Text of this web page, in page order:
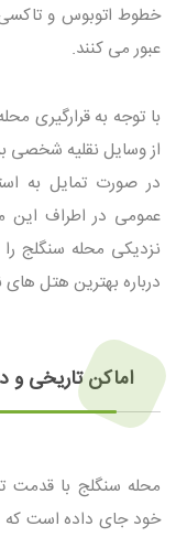
خطوط اتوبوس و
عبور می‌ کنند.
با توجه به قرارگیری
از وسایل نقلیه شخصی
در صورت تمایل به
عمومی در اطراف این
نزدیکی محله سنگلج
درباره بهترین هتل
اماکن تاریخی و
محله سنگلج با قدمت
خود جای داده است که